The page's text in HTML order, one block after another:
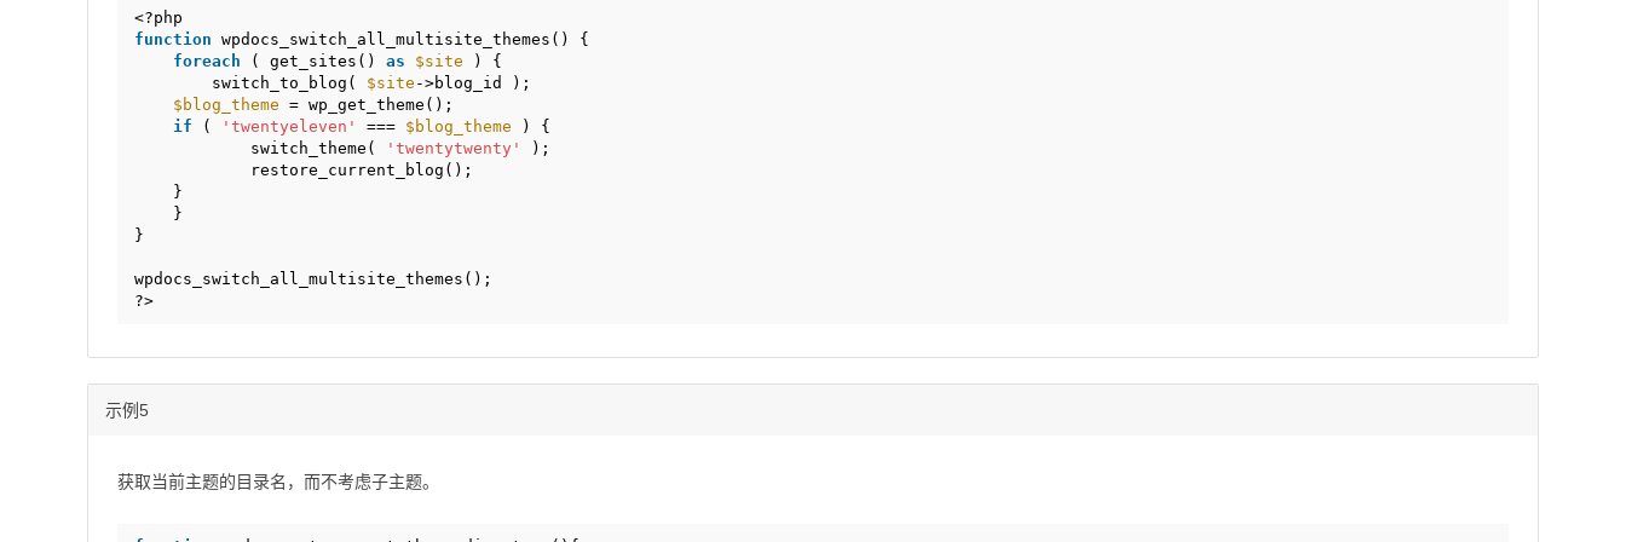
<?php
function wpdocs_switch_all_multisite_themes() {
foreach
( get_sites() as $site
) {
switch_to_blog( $site ->blog_id );
$blog_theme = wp_get_theme();
if
( 'twentyeleven' === $blog_theme
) {
switch_theme(
'twentytwenty'
);
restore_current_blog();
}
}
}
wpdocs_switch_all_multisite_themes();
?>
示例5
获取当前主题的目录名，而不考虑子主题。